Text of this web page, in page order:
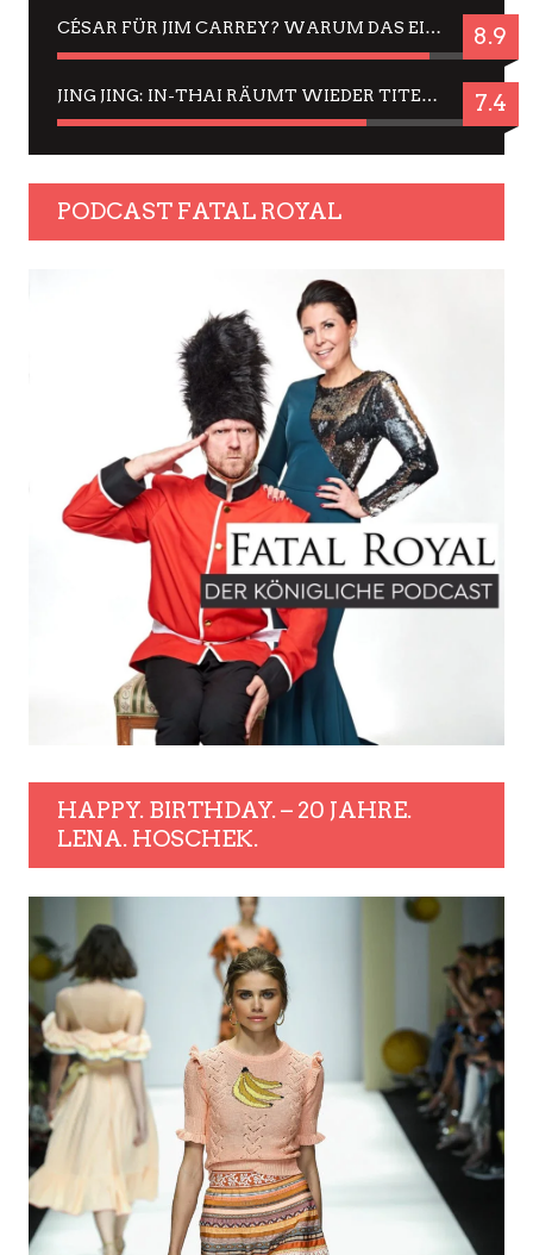
CÉSAR FÜR JIM CARREY? WARUM DAS EINER DER NERVIGSTEN ACTORS IST UND BLEIBT 8.9
JING JING: IN-THAI RÄUMT WIEDER TITEL AB – EIN ZWEI-STUNDEN-ERLEBNISBERICHT 7.4
PODCAST FATAL ROYAL
HAPPY. BIRTHDAY. – 20 JAHRE.
LENA. HOSCHEK.